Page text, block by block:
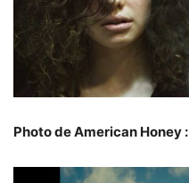
Photo de American Honey :